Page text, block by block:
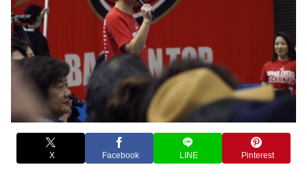
X Facebook LINE Pinterest